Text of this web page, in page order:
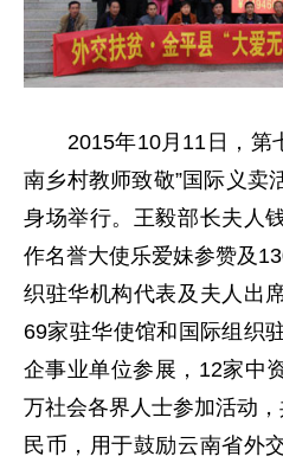
2015年10月11日，第
南乡村教师致敬”国际义卖
身场举行。王毅部长夫人
作名誉大使乐爱妹参赞及
织驻华机构代表及夫人出
69家驻华使馆和国际组织
企事业单位参展，12家中
万社会各界人士参加活动
民币，用于鼓励云南省外